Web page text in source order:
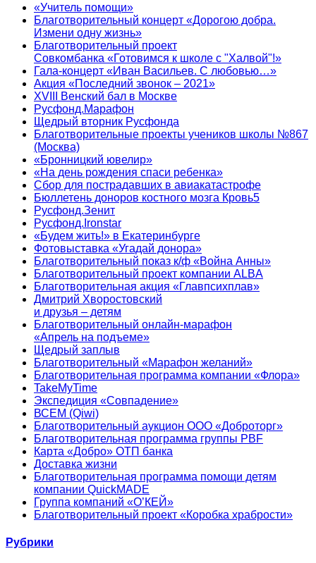
«Учитель помощи»
Благотворительный концерт «Дорогою добра.
Измени одну жизнь»
Благотворительный проект
Совкомбанка «Готовимся к школе с "Халвой"!»
Гала-концерт «Иван Васильев. С любовью…»
Акция «Последний звонок – 2021»
XVIII Венский бал в Москве
Русфонд.Марафон
Щедрый вторник Русфонда
Благотворительные проекты учеников школы №867
(Москва)
«Бронницкий ювелир»
«На день рождения спаси ребенка»
Сбор для пострадавших в авиакатастрофе
Бюллетень доноров костного мозга Кровь5
Русфонд.Зенит
Русфонд.Ironstar
«Будем жить!» в Екатеринбурге
Фотовыставка «Угадай донора»
Благотворительный показ к/ф «Война Анны»
Благотворительный проект компании ALBA
Благотворительная акция «Главпсихплав»
Дмитрий Хворостовский
и друзья – детям
Благотворительный онлайн‑марафон
«Апрель на подъеме»
Щедрый заплыв
Благотворительный «Марафон желаний»
Благотворительная программа компании «Флора»
TakeMyTime
Экспедиция «Совпадение»
ВСЕМ (Qiwi)
Благотворительный аукцион ООО «Доброторг»
Благотворительная программа группы PBF
Карта «Добро» ОТП банка
Доставка жизни
Благотворительная программа помощи детям
компании QuickMADE
Группа компаний «О’КЕЙ»
Благотворительный проект «Коробка храбрости»
Рубрики